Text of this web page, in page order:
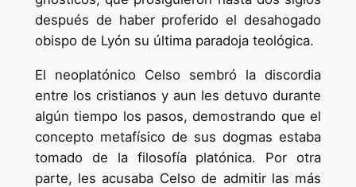
después de haber proferido el desahogado
obispo de Lyón su última paradoja teológica.
El neoplatónico Celso sembró la discordia
entre los cristianos y aun les detuvo durante
algún tiempo los pasos, demostrando que el
concepto metafísico de sus dogmas estaba
tomado de la filosofía platónica. Por otra
parte, les acusaba Celso de admitir las más